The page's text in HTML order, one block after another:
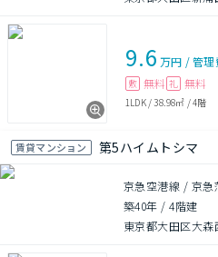
9.6 万円 /管理
敷 無料 礼 無料
1LDK/38.98㎡ /4階
賃貸マンション 第5ハイムトシマ
京急空港線 / 京急
築40年 /4階建
東京都大田区大森